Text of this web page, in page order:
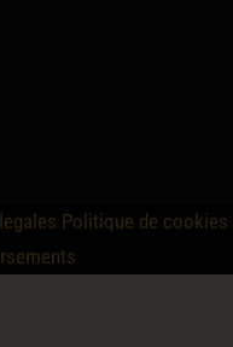
Politique de cookies